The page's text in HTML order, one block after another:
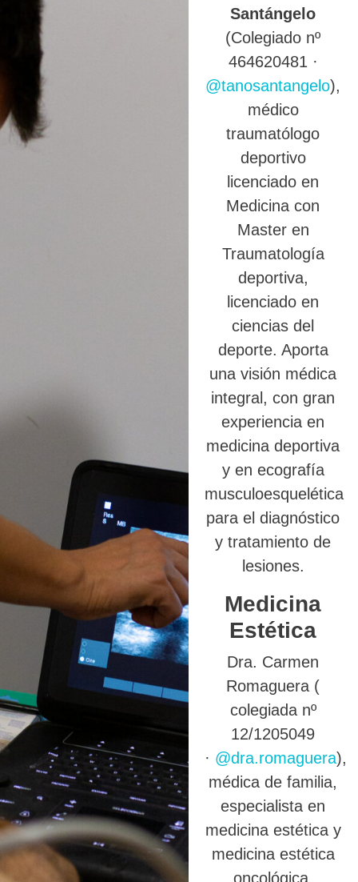
Santángelo
(Colegiado nº
464620481 ·
@tanosantangelo),
médico
traumatólogo
deportivo
licenciado en
Medicina con
Master en
Traumatología
deportiva,
licenciado en
ciencias del
deporte. Aporta
una visión médica
integral, con gran
experiencia en
medicina deportiva
y en ecografía
musculoesquelética
para el diagnóstico
y tratamiento de
lesiones.
Medicina
Estética
Dra. Carmen
Romaguera (
colegiada nº
12/1205049
· @dra.romaguera),
médica de familia,
especialista en
medicina estética y
medicina estética
oncológica.